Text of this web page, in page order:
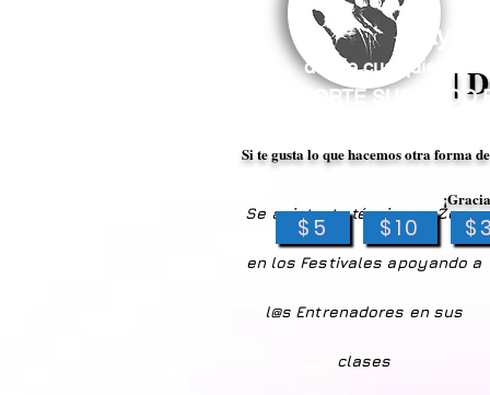
Se asistentetécnicoen Zoom
en los Festivales apoyando a
l@s Entrenadores en sus
clases
|
Si te gusta lo que hacemos otra forma
PayPal
desde cualquier
APORTE SUGERIDO
$5 $10